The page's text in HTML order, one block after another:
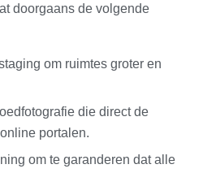
doorgaans de volgende
om ruimtes groter en
die direct de
portalen.
om te garanderen dat alle